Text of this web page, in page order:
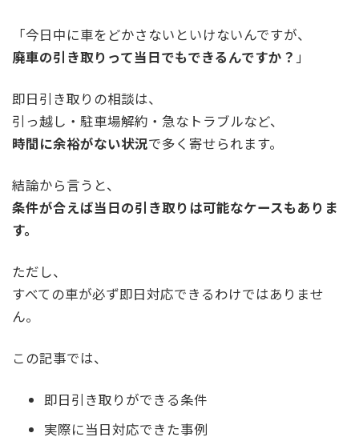
「今日中に車をどかさないといけないんですが、
廃車の引き取りって当日でもできるんですか？ 」
即日引き取りの相談は、
引っ越し・駐車場解約・急なトラブルなど、
時間に余裕がない状況で多く寄せられます。
結論から言うと、
条件が合えば当日の引き取りは可能なケースもありま
す。
ただし、
すべての車が必ず即日対応できるわけではありませ
ん。
この記事では、
即日引き取りができる条件
実際に当日対応できた事例